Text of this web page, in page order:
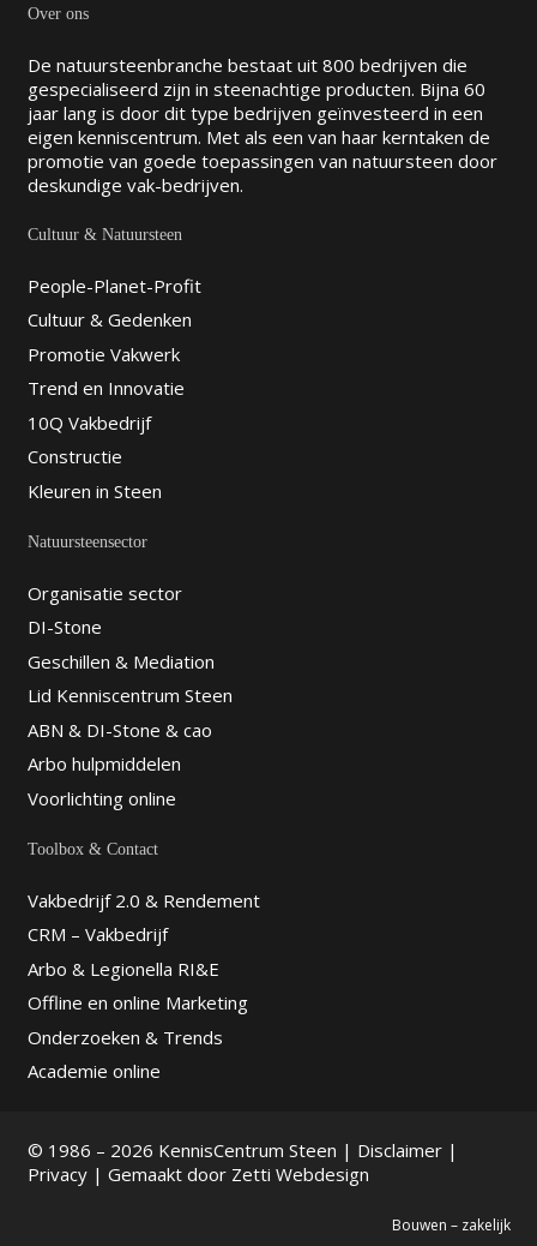
Over ons
De natuursteenbranche bestaat uit 800 bedrijven die
gespecialiseerd zijn in steenachtige producten. Bijna 60
jaar lang is door dit type bedrijven geïnvesteerd in een
eigen kenniscentrum. Met als een van haar kerntaken de
promotie van goede toepassingen van natuursteen door
deskundige vak-bedrijven.
Cultuur & Natuursteen
People-Planet-Profit
Cultuur & Gedenken
Promotie Vakwerk
Trend en Innovatie
10Q Vakbedrijf
Constructie
Kleuren in Steen
Natuursteensector
Organisatie sector
DI-Stone
Geschillen & Mediation
Lid Kenniscentrum Steen
ABN & DI-Stone & cao
Arbo hulpmiddelen
Voorlichting online
Toolbox & Contact
Vakbedrijf 2.0 & Rendement
CRM – Vakbedrijf
Arbo & Legionella RI&E
Offline en online Marketing
Onderzoeken & Trends
Academie online
© 1986 – 2026 KennisCentrum Steen | Disclaimer|
Privacy| Gemaakt door Zetti Webdesign
Bouwen – zakelijk